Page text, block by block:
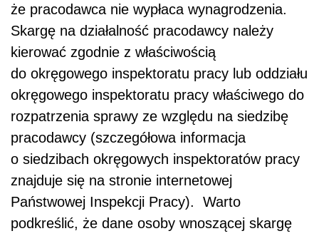
że pracodawca nie wypłaca wynagrodzenia.
Skargę na działalność pracodawcy należy
kierować zgodnie z właściwością
do okręgowego inspektoratu pracy lub oddziału
okręgowego inspektoratu pracy właściwego do
rozpatrzenia sprawy ze względu na siedzibę
pracodawcy (szczegółowa informacja
o siedzibach okręgowych inspektoratów pracy
znajduje się na stronie internetowej
Państwowej Inspekcji Pracy). Warto
podkreślić, że dane osoby wnoszącej skargę